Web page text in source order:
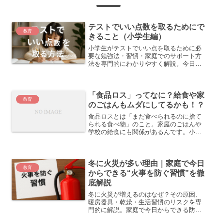
教育
テストでいい点数を取るためにで
きること（小学生編）
小学生がテストでいい点を取るために必
要な勉強法・習慣・家庭でのサポート方
法を専門的にわかりやすく解説。今日か
教育
「食品ロス」ってなに？給食や家
のごはんもムダにしてるかも！？
食品ロスとは「まだ食べられるのに捨て
られる食べ物」のこと。家庭のごはんや
学校の給食にも関係があるんです。小学
教育
冬に火災が多い理由｜家庭で今日
からできる“火事を防ぐ習慣”を徹
底解説
冬に火災が増えるのはなぜ？その原因、
暖房器具・乾燥・生活習慣のリスクを専
門的に解説。家庭で今日からできる防火